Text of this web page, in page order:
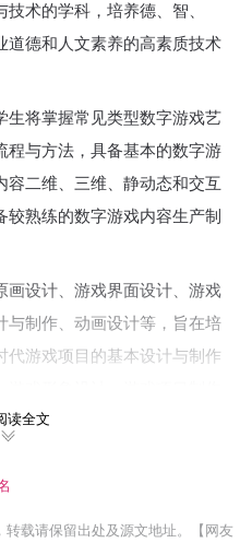
术的学科，培养德、智、
道德和人文素养的高素质技术
生将掌握常见类型数字游戏艺
程与方法，具备基本的数字游
容二维、三维、静动态和交互
熟练的数字游戏内容生产制
画设计、游戏界面设计、游戏
与制作、动画设计等，旨在培
代游戏项目的基本设计与制作
事业单位等领域就业，从事
特效与剪辑、三维场景与角色
读全文
载请保留出处及源文地址。【网友